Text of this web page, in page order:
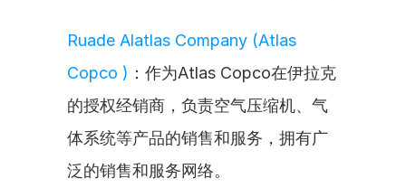
Ruade Alatlas Company (Atlas
Copco ) ：作为Atlas Copco在伊拉克
的授权经销商，负责空气压缩机、气
体系统等产品的销售和服务，拥有广
泛的销售和服务网络。